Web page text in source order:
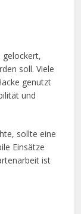
gelockert,
soll. Viele
genutzt
und
sollte eine
Einsätze
ist